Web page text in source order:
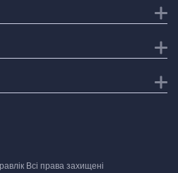
Всі права захищені